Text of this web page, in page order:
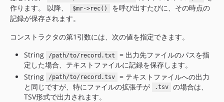
作ります。 以降、
$mr->rec()
を呼び出すたびに、その時点の
記録が保存されます。
コンストラクタの第1引数には、次の値を指定できます。
String
/path/to/record.txt
= 出力先ファイルのパスを指
定した場合、テキストファイルに記録を保存します。
String
/path/to/record.tsv
= テキストファイルへの出力
と同じですが、特にファイルの拡張子が
.tsv
の場合は、
TSV形式で出力されます。